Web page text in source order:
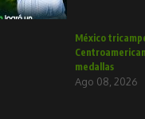
México
medallas
Ago 08, 2026